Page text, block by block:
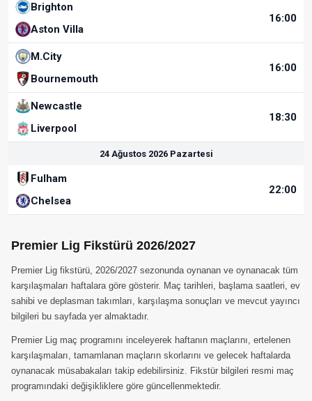
Brighton
Aston Villa
16:00
M.City
Bournemouth
16:00
Newcastle
Liverpool
18:30
24 Ağustos 2026 Pazartesi
Fulham
Chelsea
22:00
Premier Lig Fikstürü 2026/2027
Premier Lig fikstürü, 2026/2027 sezonunda oynanan ve oynanacak tüm
karşılaşmaları haftalara göre gösterir. Maç tarihleri, başlama saatleri, ev
sahibi ve deplasman takımları, karşılaşma sonuçları ve mevcut yayıncı
bilgileri bu sayfada yer almaktadır.
Premier Lig maç programını inceleyerek haftanın maçlarını, ertelenen
karşılaşmaları, tamamlanan maçların skorlarını ve gelecek haftalarda
oynanacak müsabakaları takip edebilirsiniz. Fikstür bilgileri resmi maç
programındaki değişikliklere göre güncellenmektedir.